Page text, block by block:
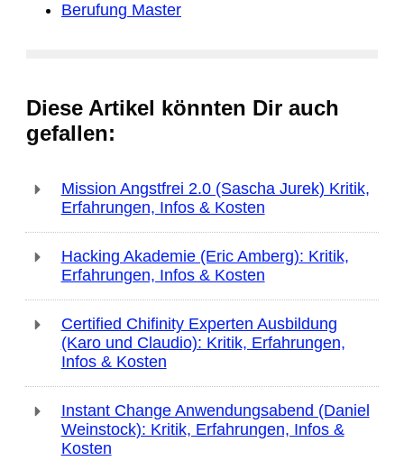
Berufung Master
Diese Artikel könnten Dir auch
gefallen:
Mission Angstfrei 2.0 (Sascha Jurek) Kritik,
Erfahrungen, Infos & Kosten
Hacking Akademie (Eric Amberg): Kritik,
Erfahrungen, Infos & Kosten
Certified Chifinity Experten Ausbildung
(Karo und Claudio): Kritik, Erfahrungen,
Infos & Kosten
Instant Change Anwendungsabend (Daniel
Weinstock): Kritik, Erfahrungen, Infos &
Kosten